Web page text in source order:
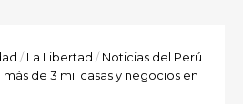
/ La Libertad / Noticias del Perú
de 3 mil casas y negocios en